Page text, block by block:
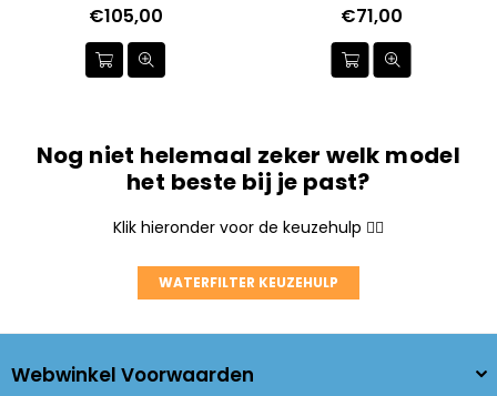
€105,00 €71,00
Nog niet helemaal zeker welk model
het beste bij je past?
Klik hieronder voor de keuzehulp 👇🏼
WATERFILTER KEUZEHULP
Webwinkel Voorwaarden